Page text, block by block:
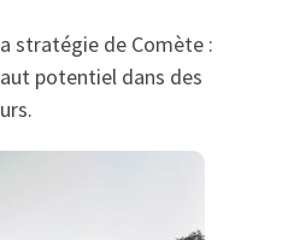
stratégie de Comète :
potentiel dans des